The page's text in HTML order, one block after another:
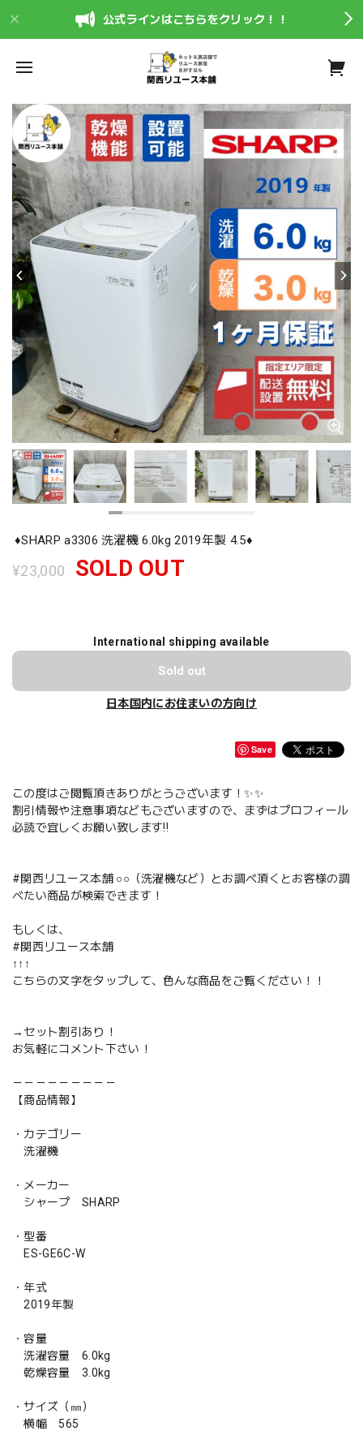
公式ラインはこちらをクリック！！
♦️SHARP a3306 洗濯機 6.0kg 2019年製 4.5♦️
¥23,000 SOLD OUT
International shipping available
Sold out
日本国内にお住まいの方向け
Save
この度はご閲覧頂きありがとうございます！✨✨
割引情報や注意事項などもございますので、まずはプロフィール
必読で宜しくお願い致します‼️
#関西リユース本舗 ○○（洗濯機など）とお調べ頂くとお客様の調
べたい商品が検索できます！
もしくは、
#関西リユース本舗
↑↑↑
こちらの文字をタップして、色んな商品をご覧ください！！
→セット割引あり！
お気軽にコメント下さい！
－－－－－－－－－
【商品情報】
・カテゴリー
洗濯機
・メーカー
シャープ SHARP
・型番
ES-GE6C-W
・年式
2019年製
・容量
洗濯容量 6.0kg
乾燥容量 3.0kg
・サイズ（㎜）
横幅 565